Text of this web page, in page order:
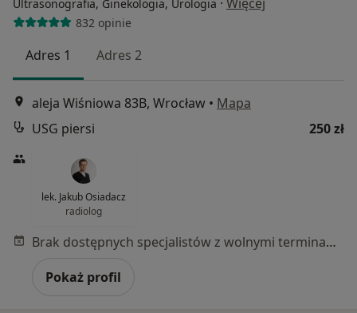
Ultrasonografia, Ginekologia, Urologia
832 opinie
Adres 1 Adres 2
aleja Wiśniowa 83B, Wrocław • Mapa
USG piersi
250 zł
lek. Jakub Osiadacz
radiolog
Brak dostępnych specjalistów z wolnymi terminami w tym centrum medycznym.
Pokaż profil